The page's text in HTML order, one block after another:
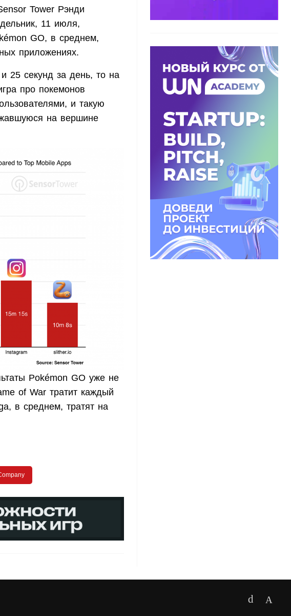
Tower Рэнди
11 июля,
GO, в среднем,
приложениях.
25 секунд за день, то на
про покемонов
и такую
на вершине
Pokémon GO уже не
of War тратит каждый
в среднем, тратят на